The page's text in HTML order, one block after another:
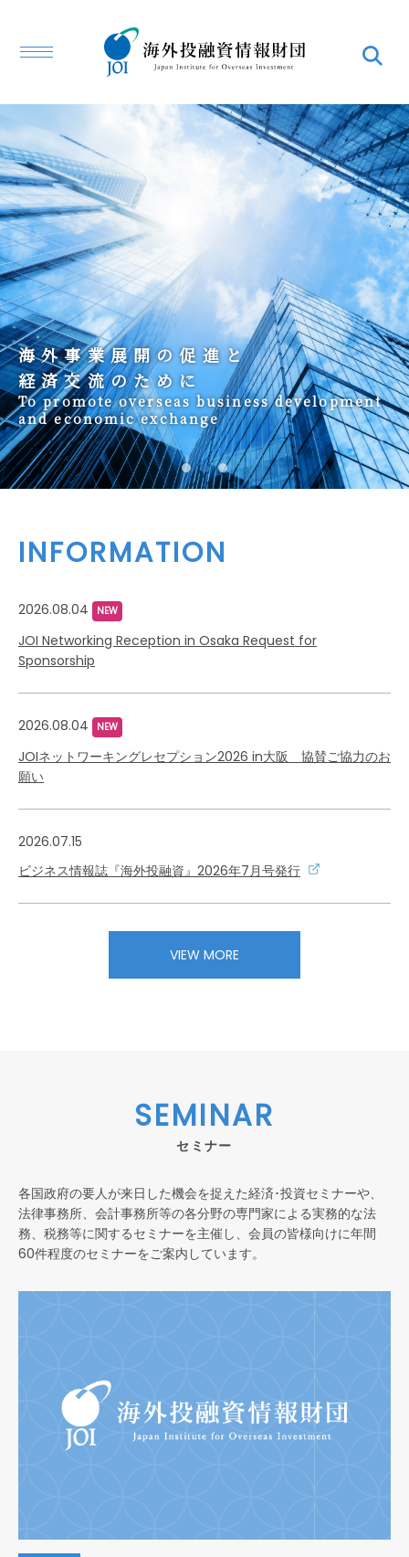
海外事業展開の促進と
経済交流のために
To promote overseas business development
and economic exchange
INFORMATION
2026.08.04 NEW
JOI Networking Reception in Osaka Request for
Sponsorship
2026.08.04 NEW
JOIネットワーキングレセプション2026 in大阪 協賛ご協力のお
願い
2026.07.15
ビジネス情報誌『海外投融資』2026年7月号発行
VIEW MORE
SEMINAR
セミナー
各国政府の要人が来日した機会を捉えた経済･投資セミナーや、
法律事務所、会計事務所等の各分野の専門家による実務的な法
務、税務等に関するセミナーを主催し、会員の皆様向けに年間
60件程度のセミナーをご案内しています。